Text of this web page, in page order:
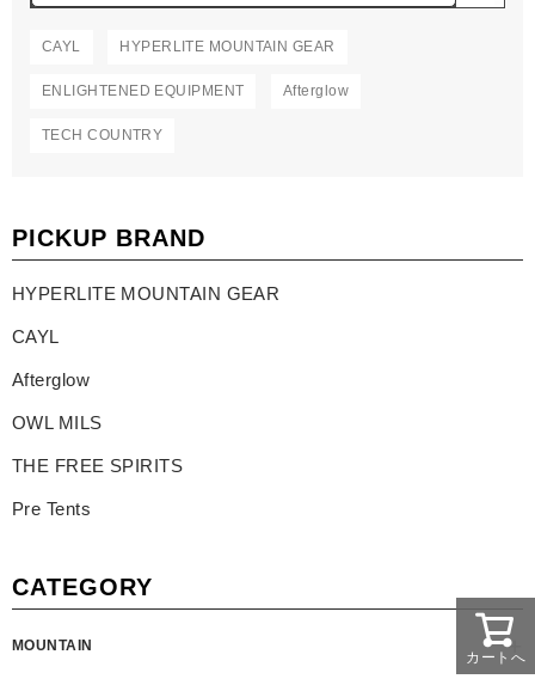
CAYL HYPERLITE MOUNTAIN GEAR
ENLIGHTENED EQUIPMENT Afterglow
TECH COUNTRY
PICKUP BRAND
HYPERLITE MOUNTAIN GEAR
CAYL
Afterglow
OWL MILS
THE FREE SPIRITS
Pre Tents
CATEGORY
MOUNTAIN
カートへ